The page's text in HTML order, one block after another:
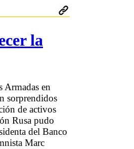
la
Armadas en
sorprendidos
de activos
Rusa pudo
del Banco
Marc